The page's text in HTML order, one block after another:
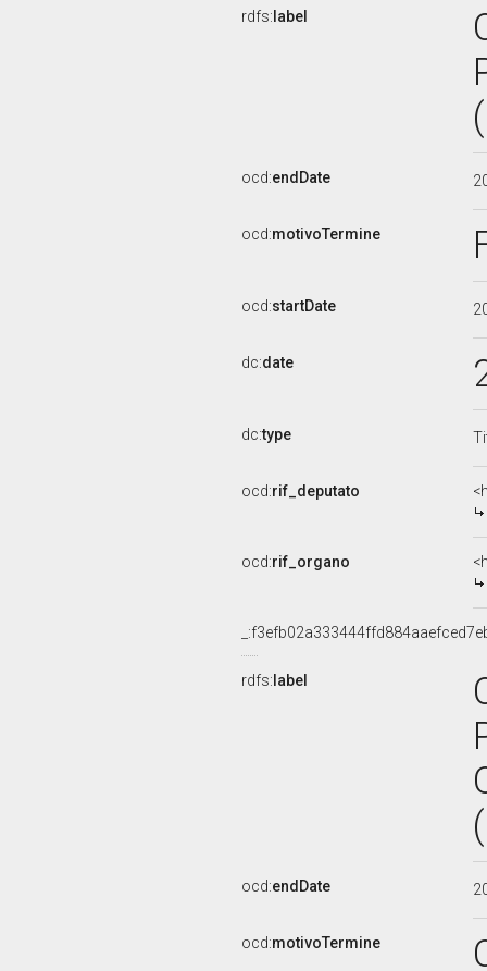
rdfs: label
ocd:endDate
ocd:motivoTermine
ocd:startDate
dc:date
dc:type
ocd:rif_deputato
ocd:rif_organo
rdfs: label
ocd:endDate
ocd:motivoTermine